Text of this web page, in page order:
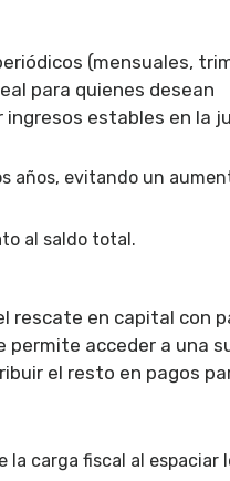
(mensuales,
para quienes desean
estables en la
años, evitando un
al saldo total.
rescate en capital con
permite acceder a una
el resto en pagos
carga fiscal al espaciar